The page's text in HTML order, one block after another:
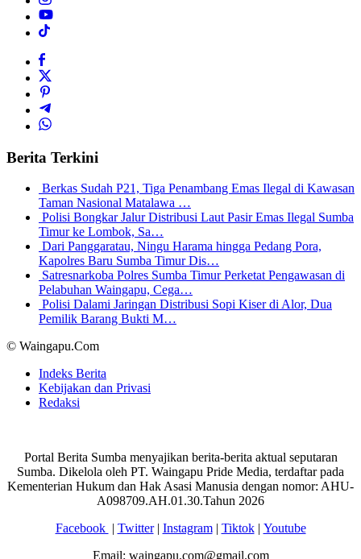
Berita Terkini
Berkas Sudah P21, Tiga Penambang Emas Ilegal di Kawasan
Taman Nasional Matalawa …
Polisi Bongkar Jalur Distribusi Laut Pasir Emas Ilegal Sumba
Timur ke Lombok, Sa…
Dari Panggaratau, Ningu Harama hingga Pedang Pora,
Kapolres Baru Sumba Timur Dis…
Satresnarkoba Polres Sumba Timur Perketat Pengawasan di
Pelabuhan Waingapu, Cega…
Polisi Dalami Jaringan Distribusi Sopi Kiser di Alor, Dua
Pemilik Barang Bukti M…
© Waingapu.Com
Indeks Berita
Kebijakan dan Privasi
Redaksi
Portal Berita Sumba menyajikan berita-berita aktual seputaran
Sumba. Dikelola oleh PT. Waingapu Pride Media, terdaftar pada
Kementerian Hukum dan Hak Asasi Manusia dengan nomor: AHU-
A098709.AH.01.30.Tahun 2026
Facebook | Twitter| Instagram| Tiktok| Youtube
Email: waingapu.com@gmail.com